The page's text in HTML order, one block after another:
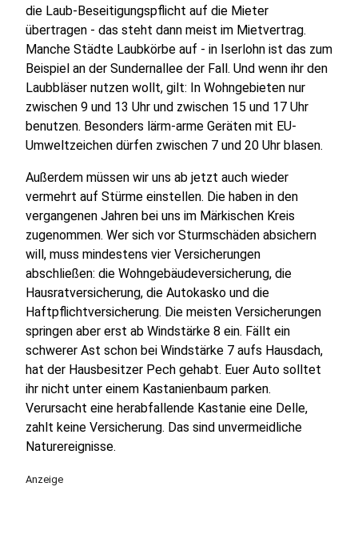
die Laub-Beseitigungspflicht auf die Mieter
übertragen - das steht dann meist im Mietvertrag.
Manche Städte Laubkörbe auf - in Iserlohn ist das zum
Beispiel an der Sundernallee der Fall. Und wenn ihr den
Laubbläser nutzen wollt, gilt: In Wohngebieten nur
zwischen 9 und 13 Uhr und zwischen 15 und 17 Uhr
benutzen. Besonders lärm-arme Geräten mit EU-
Umweltzeichen dürfen zwischen 7 und 20 Uhr blasen.
Außerdem müssen wir uns ab jetzt auch wieder
vermehrt auf Stürme einstellen. Die haben in den
vergangenen Jahren bei uns im Märkischen Kreis
zugenommen. Wer sich vor Sturmschäden absichern
will, muss mindestens vier Versicherungen
abschließen: die Wohngebäudeversicherung, die
Hausratversicherung, die Autokasko und die
Haftpflichtversicherung. Die meisten Versicherungen
springen aber erst ab Windstärke 8 ein. Fällt ein
schwerer Ast schon bei Windstärke 7 aufs Hausdach,
hat der Hausbesitzer Pech gehabt. Euer Auto solltet
ihr nicht unter einem Kastanienbaum parken.
Verursacht eine herabfallende Kastanie eine Delle,
zahlt keine Versicherung. Das sind unvermeidliche
Naturereignisse.
Anzeige